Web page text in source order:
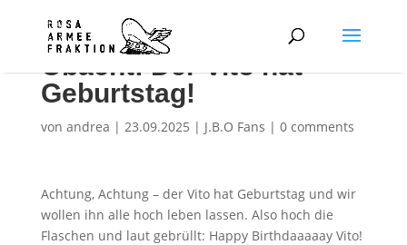
Obacht! Der Vito hat
Geburtstag!
von andrea | 23.09.2025 | J.B.O Fans | 0 comments
Achtung, Achtung – der Vito hat Geburtstag und wir
wollen ihn alle hoch leben lassen. Also hoch die
Flaschen und laut gebrüllt: Happy Birthdaaaaay Vito!